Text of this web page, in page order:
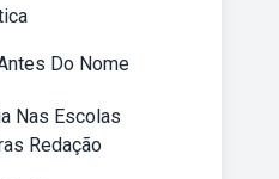
Do Nome
Nas Escolas
Redação